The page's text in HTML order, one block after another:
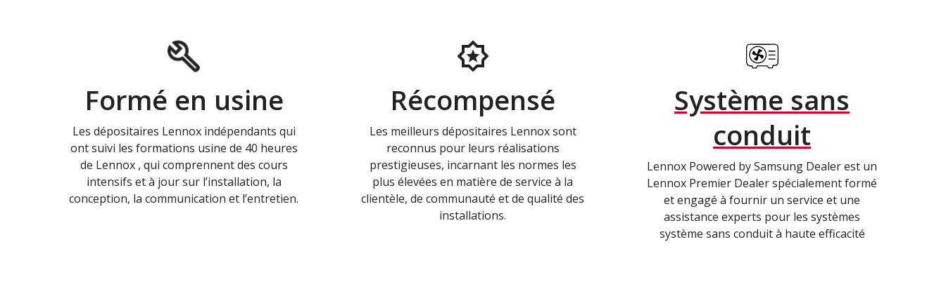
Formé en usine
Les dépositaires Lennox indépendants qui
ont suivi les formations usine de 40 heures
de Lennox , qui comprennent des cours
intensifs et à jour sur l’installation, la
conception, la communication et l’entretien.
Récompensé
Les meilleurs dépositaires Lennox sont
reconnus pour leurs réalisations
prestigieuses, incarnant les normes les
plus élevées en matière de service à la
clientèle, de communauté et de qualité des
installations.
Système sans
conduit
Lennox Powered by Samsung Dealer est un
Lennox Premier Dealer spécialement formé
et engagé à fournir un service et une
assistance experts pour les systèmes
système sans conduit à haute efficacité